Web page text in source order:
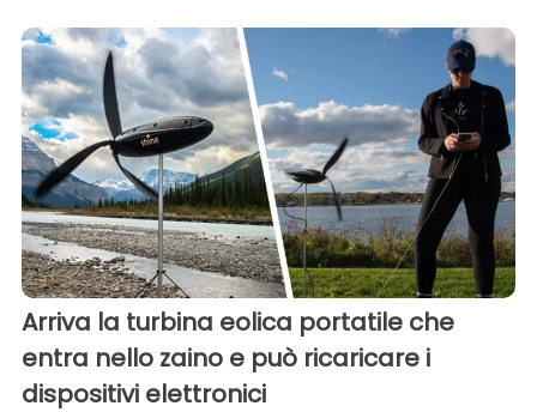
Arriva la turbina eolica portatile che
entra nello zaino e può ricaricare i
dispositivi elettronici